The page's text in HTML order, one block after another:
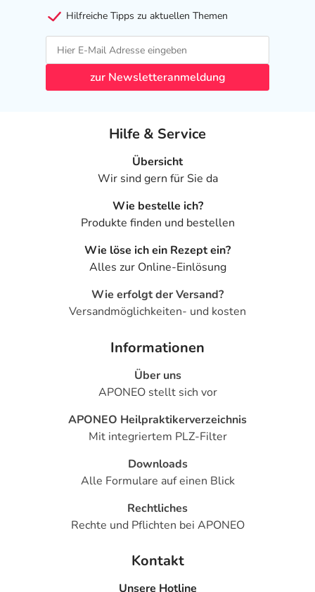
Hilfreiche Tipps zu aktuellen Themen
zur Newsletteranmeldung
Hilfe & Service
Übersicht
Wir sind gern für Sie da
Wie bestelle ich?
Produkte finden und bestellen
Wie löse ich ein Rezept ein?
Alles zur Online-Einlösung
Wie erfolgt der Versand?
Versandmöglichkeiten- und kosten
Informationen
Über uns
APONEO stellt sich vor
APONEO Heilpraktikerverzeichnis
Mit integriertem PLZ-Filter
Downloads
Alle Formulare auf einen Blick
Rechtliches
Rechte und Pflichten bei APONEO
Kontakt
Unsere Hotline